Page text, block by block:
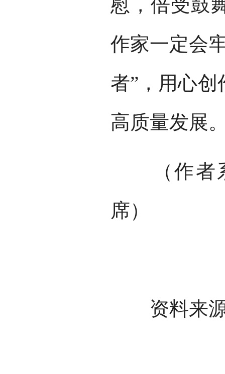
慰，倍受鼓
作家一定会
者”，用心
高质量发展
（作者系
席）
资料来源